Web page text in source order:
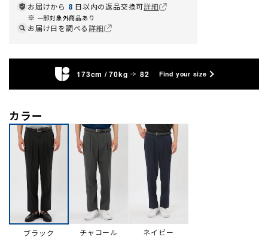
お届けから 8 日以内の返品交換可詳細
一部対象外商品あり
お届け日を調べる詳細
173cm / 70kg 82 Find your size
カラー
ブラック チャコール ネイビー